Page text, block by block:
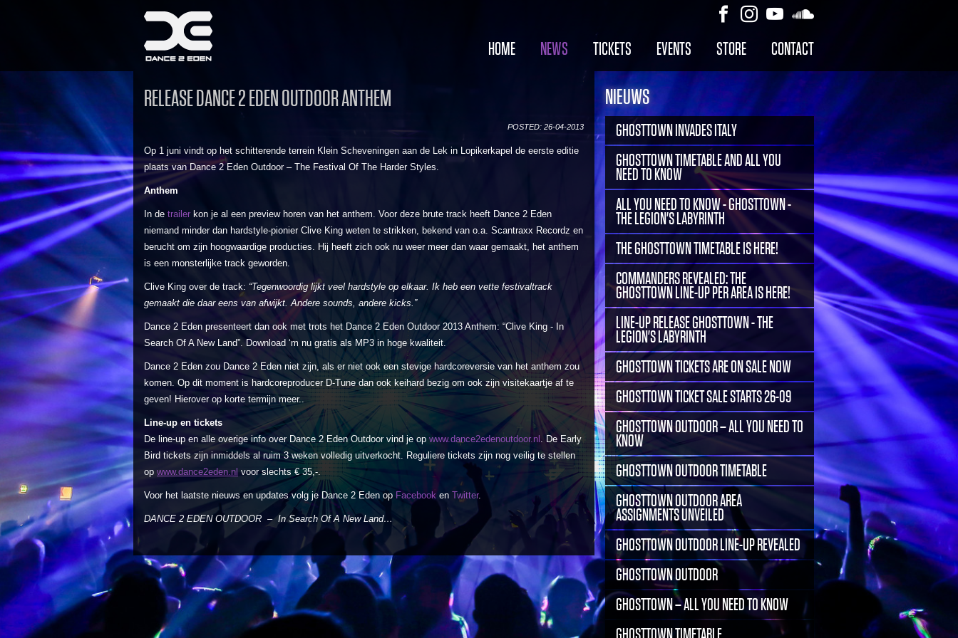
HOME NEWS TICKETS EVENTS STORE CONTACT
RELEASE DANCE 2 EDEN OUTDOOR ANTHEM
POSTED: 26-04-2013
Op 1 juni vindt op het schitterende terrein Klein Scheveningen aan de Lek in Lopikerkapel de eerste editie
plaats van Dance 2 Eden Outdoor – The Festival Of The Harder Styles.
Anthem
In de trailer kon je al een preview horen van het anthem. Voor deze brute track heeft Dance 2 Eden
niemand minder dan hardstyle-pionier Clive King weten te strikken, bekend van o.a. Scantraxx Recordz en
berucht om zijn hoogwaardige producties. Hij heeft zich ook nu weer meer dan waar gemaakt, het anthem
is een monsterlijke track geworden.
Clive King over de track: “Tegenwoordig lijkt veel hardstyle op elkaar. Ik heb een vette festivaltrack
gemaakt die daar eens van afwijkt. Andere sounds, andere kicks.”
Dance 2 Eden presenteert dan ook met trots het Dance 2 Eden Outdoor 2013 Anthem: “Clive King - In
Search Of A New Land”. Download ‘m nu gratis als MP3 in hoge kwaliteit.
Dance 2 Eden zou Dance 2 Eden niet zijn, als er niet ook een stevige hardcoreversie van het anthem zou
komen. Op dit moment is hardcoreproducer D-Tune dan ook keihard bezig om ook zijn visitekaartje af te
geven! Hierover op korte termijn meer..
Line-up en tickets
De line-up en alle overige info over Dance 2 Eden Outdoor vind je op www.dance2edenoutdoor.nl . De Early
Bird tickets zijn inmiddels al ruim 3 weken volledig uitverkocht. Reguliere tickets zijn nog veilig te stellen
op www.dance2eden.nl voor slechts € 35,-.
Voor het laatste nieuws en updates volg je Dance 2 Eden op Facebook en Twitter.
DANCE 2 EDEN OUTDOOR – In Search Of A New Land…
NIEUWS
GHOSTTOWN INVADES ITALY
GHOSTTOWN TIMETABLE AND ALL YOU
NEED TO KNOW
ALL YOU NEED TO KNOW - GHOSTTOWN -
THE LEGION'S LABYRINTH
THE GHOSTTOWN TIMETABLE IS HERE!
COMMANDERS REVEALED: THE
GHOSTTOWN LINE-UP PER AREA IS HERE!
LINE-UP RELEASE GHOSTTOWN - THE
LEGION'S LABYRINTH
GHOSTTOWN TICKETS ARE ON SALE NOW
GHOSTTOWN TICKET SALE STARTS 26-09
GHOSTTOWN OUTDOOR – ALL YOU NEED TO
KNOW
GHOSTTOWN OUTDOOR TIMETABLE
GHOSTTOWN OUTDOOR AREA
ASSIGNMENTS UNVEILED
GHOSTTOWN OUTDOOR LINE-UP REVEALED
GHOSTTOWN OUTDOOR
GHOSTTOWN – ALL YOU NEED TO KNOW